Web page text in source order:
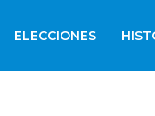
ELECCIONES